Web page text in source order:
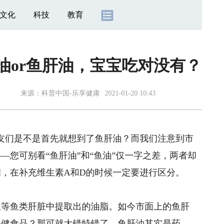
文化 科技 教育
or鱼肝油，宝宝吃对没有？
来源： 科普中国-乐享健康 2021-01-20 10:43
是不是首先就想到了鱼肝油？而我们注意到市
可别看“鱼肝油”和“鱼油”仅一字之差，两者却
在补充维生素A和D的时候一定要进行区分。
类肝脏中提取出的油脂。如今市面上的鱼肝